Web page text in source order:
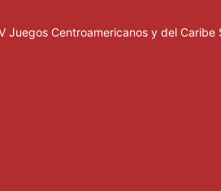
Juegos Centroamericanos y del Caribe